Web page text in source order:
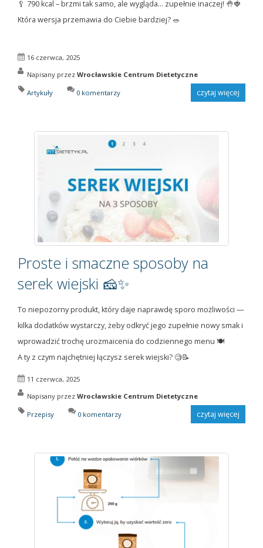
🥄 790 kcal – brzmi tak samo, ale wygląda… zupełnie inaczej! 🤚🍓
Która wersja przemawia do Ciebie bardziej? 🥗
16 czerwca, 2025
Napisany przez Wrocławskie Centrum Dietetyczne
Artykuły 0 komentarzy czytaj więcej
Proste i smaczne sposoby na
serek wiejski 🧀✨
To niepozorny produkt, który daje naprawdę sporo możliwości —
kilka dodatków wystarczy, żeby odkryć jego zupełnie nowy smak i
wprowadzić trochę urozmaicenia do codziennego menu 🍽️
A ty z czym najchętniej łączysz serek wiejski? 🧐📝
11 czerwca, 2025
Napisany przez Wrocławskie Centrum Dietetyczne
Przepisy 0 komentarzy czytaj więcej